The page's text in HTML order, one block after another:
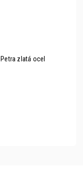
zlatá ocel